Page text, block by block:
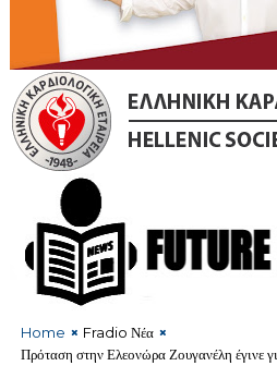
Home
Fradio Νέα
Πρόταση στην Ελεονώρα Ζουγανέλη έγινε